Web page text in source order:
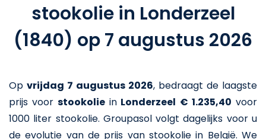
stookolie in Londerzeel
(1840) op 7 augustus 2026
Op vrijdag 7 augustus 2026, bedraagt de laagste
prijs voor stookoliein Londerzeel € 1.235,40 voor
1000 liter stookolie. Groupasol volgt dagelijks voor u
de evolutie van de prijs van stookolie in België. We